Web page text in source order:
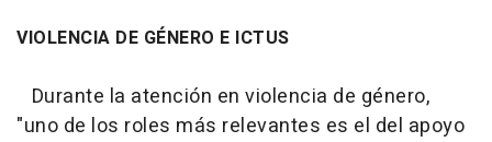
VIOLENCIA DE GÉNERO E ICTUS
Durante la atención en violencia de género,
"uno de los roles más relevantes es el del apoyo